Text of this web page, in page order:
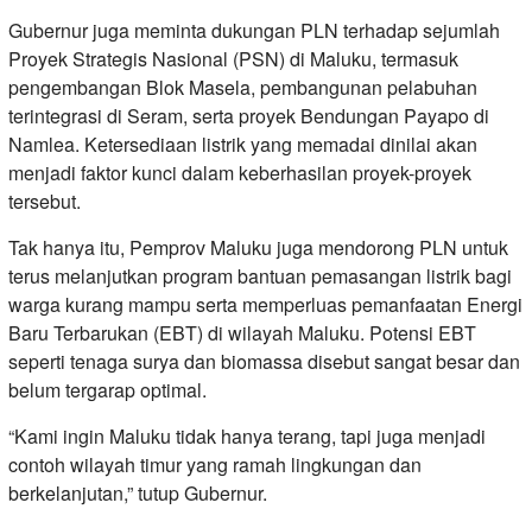
Gubernur juga meminta dukungan PLN terhadap sejumlah
Proyek Strategis Nasional (PSN) di Maluku, termasuk
pengembangan Blok Masela, pembangunan pelabuhan
terintegrasi di Seram, serta proyek Bendungan Payapo di
Namlea. Ketersediaan listrik yang memadai dinilai akan
menjadi faktor kunci dalam keberhasilan proyek-proyek
tersebut.
Tak hanya itu, Pemprov Maluku juga mendorong PLN untuk
terus melanjutkan program bantuan pemasangan listrik bagi
warga kurang mampu serta memperluas pemanfaatan Energi
Baru Terbarukan (EBT) di wilayah Maluku. Potensi EBT
seperti tenaga surya dan biomassa disebut sangat besar dan
belum tergarap optimal.
“Kami ingin Maluku tidak hanya terang, tapi juga menjadi
contoh wilayah timur yang ramah lingkungan dan
berkelanjutan,” tutup Gubernur.